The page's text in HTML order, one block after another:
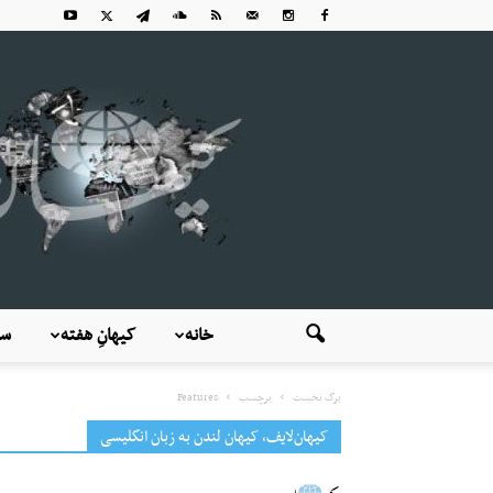
کیهانِ هفته خانه
برگ نخست برچسب Features
کیهان‌لایف، کیهان لندن به زبان انگلیسی